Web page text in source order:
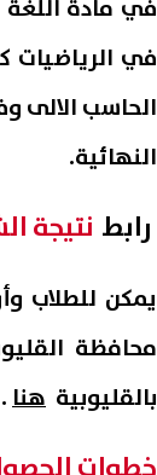
النهائية.
رابط نتيجة
يمكن للطلاب
محافظة
بالقليوبية هنا.